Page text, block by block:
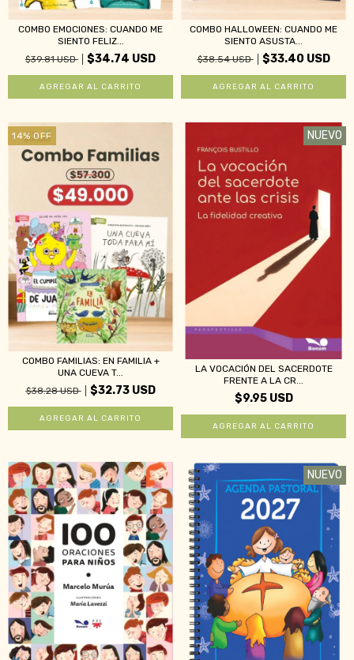
COMBO EMOCIONES: CUANDO ME
SIENTO FELIZ...
$39.81 USD
$34.74 USD
COMBO HALLOWEEN: CUANDO ME
SIENTO ASUSTA...
$38.54 USD
$33.40 USD
14% OFF
COMBO FAMILIAS: EN FAMILIA +
UNA CUEVA T...
$38.28 USD
$32.73 USD
NUEVO
LA VOCACIÓN DEL SACERDOTE
FRENTE A LA CR...
$9.95 USD
NUEVO